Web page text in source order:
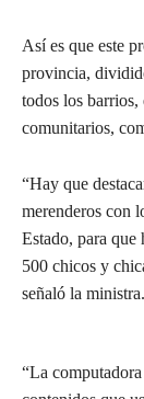
Así es que este
provincia,
todos los barrios,
comunitarios,
“Hay que
merenderos con
Estado, para que
500 chicos y
señaló la ministra.
“La